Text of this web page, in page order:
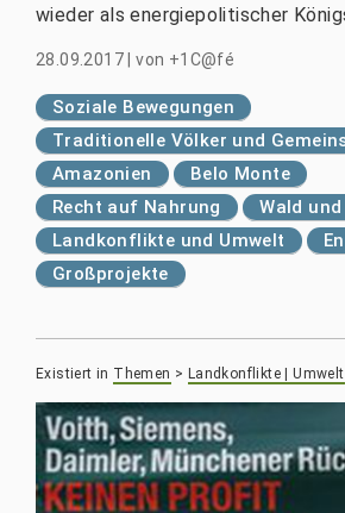
wieder als energiepolitischer
28.09.2017 |von +1C@fé
Soziale Bewegungen
Traditionelle Völker und
Amazonien
Belo Monte
Recht auf Nahrung
Wald
Landkonflikte und Umwelt
Großprojekte
Existiert in Themen > Landkonflikte | Umwelt